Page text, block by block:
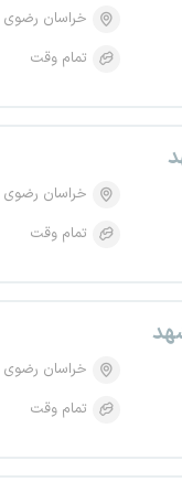
خراسان رضوی
تمام وقت
خراسان رضوی
تمام وقت
خراسان رضوی
تمام وقت